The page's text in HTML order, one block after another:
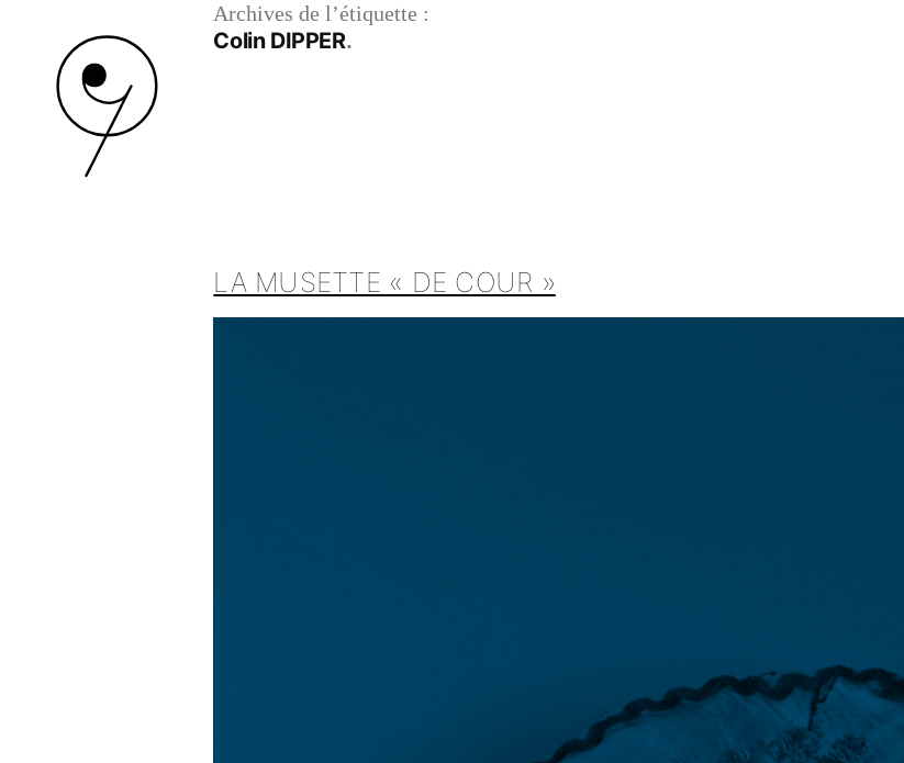
Archives de l’étiquette :
Colin DIPPER
LA MUSETTE « DE COUR »